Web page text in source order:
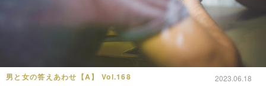
男と女の答えあわせ【A】 Vol.168 2023.06.18